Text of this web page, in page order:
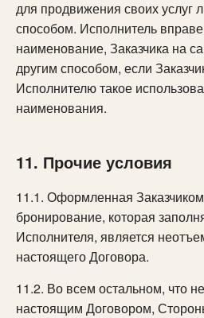
для продвижения своих услуг
способом. Исполнитель
наименование, Заказчика на
другим способом, если
Исполнителю такое
наименования.
11. Прочие условия
11.1. Оформленная
бронирование, которая
Исполнителя, является
настоящего Договора.
11.2. Во всем остальном, что
настоящим Договором,